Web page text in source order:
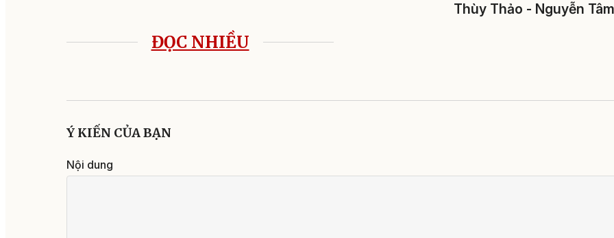
Thùy Thảo - Nguyễn Tâm
ĐỌC NHIỀU
Ý KIẾN CỦA BẠN
Nội dung